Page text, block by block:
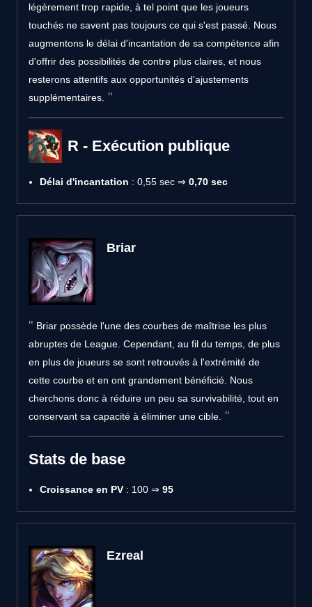
légèrement trop rapide, à tel point que les joueurs
touchés ne savent pas toujours ce qui s'est passé. Nous
augmentons le délai d'incantation de sa compétence afin
d'offrir des possibilités de contre plus claires, et nous
resterons attentifs aux opportunités d'ajustements
supplémentaires.
R - Exécution publique
Délai d'incantation : 0,55 sec ⇒ 0,70 sec
Briar
Briar possède l'une des courbes de maîtrise les plus
abruptes de League. Cependant, au fil du temps, de plus
en plus de joueurs se sont retrouvés à l'extrémité de
cette courbe et en ont grandement bénéficié. Nous
cherchons donc à réduire un peu sa survivabilité, tout en
conservant sa capacité à éliminer une cible.
Stats de base
Croissance en PV : 100 ⇒ 95
Ezreal